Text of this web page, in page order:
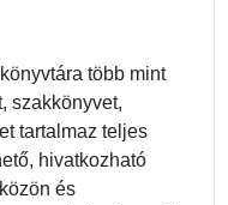
több mint
szakkönyvet,
tartalmaz teljes
hivatkozható
és